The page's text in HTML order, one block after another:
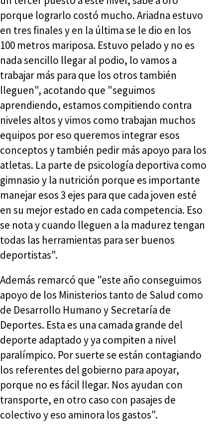
porque lograrlo costó mucho. Ariadna estuvo
en tres finales y en la última se le dio en los
100 metros mariposa. Estuvo pelado y no es
nada sencillo llegar al podio, lo vamos a
trabajar más para que los otros también
lleguen", acotando que "seguimos
aprendiendo, estamos compitiendo contra
niveles altos y vimos como trabajan muchos
equipos por eso queremos integrar esos
conceptos y también pedir más apoyo para los
atletas. La parte de psicología deportiva como
gimnasio y la nutrición porque es importante
manejar esos 3 ejes para que cada joven esté
en su mejor estado en cada competencia. Eso
se nota y cuando lleguen a la madurez tengan
todas las herramientas para ser buenos
deportistas".
Además remarcó que "este año conseguimos
apoyo de los Ministerios tanto de Salud como
de Desarrollo Humano y Secretaría de
Deportes. Esta es una camada grande del
deporte adaptado y ya compiten a nivel
paralímpico. Por suerte se están contagiando
los referentes del gobierno para apoyar,
porque no es fácil llegar. Nos ayudan con
transporte, en otro caso con pasajes de
colectivo y eso aminora los gastos".